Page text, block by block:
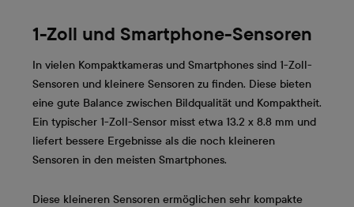
1-Zoll und Smartphone-Sensoren
In vielen Kompaktkameras und Smartphones sind 1-Zoll-
Sensoren und kleinere Sensoren zu finden. Diese bieten
eine gute Balance zwischen Bildqualität und Kompaktheit.
Ein typischer 1-Zoll-Sensor misst etwa 13.2 x 8.8 mm und
liefert bessere Ergebnisse als die noch kleineren
Sensoren in den meisten Smartphones.
Diese kleineren Sensoren ermöglichen sehr kompakte